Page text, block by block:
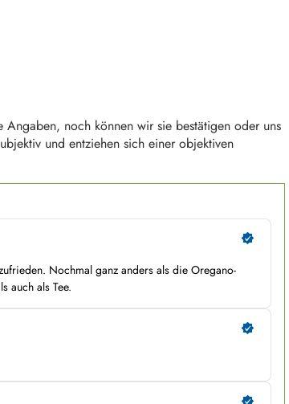
noch können wir sie bestätigen oder uns
und entziehen sich einer objektiven